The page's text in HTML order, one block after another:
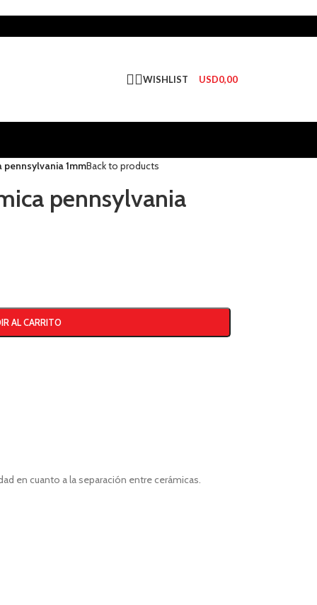
WISHLIST USD0,00
1mmBack to products
pennsylvania
AL CARRITO
en cuanto a la separación entre cerámicas.